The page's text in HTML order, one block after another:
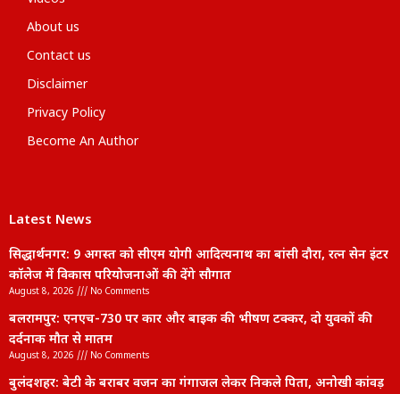
About us
Contact us
Disclaimer
Privacy Policy
Become An Author
Latest News
सिद्धार्थनगर: 9 अगस्त को सीएम योगी आदित्यनाथ का बांसी दौरा, रत्न सेन इंटर
कॉलेज में विकास परियोजनाओं की देंगे सौगात
August 8, 2026 No Comments
बलरामपुर: एनएच-730 पर कार और बाइक की भीषण टक्कर, दो युवकों की
दर्दनाक मौत से मातम
August 8, 2026 No Comments
बुलंदशहर: बेटी के बराबर वजन का गंगाजल लेकर निकले पिता, अनोखी कांवड़